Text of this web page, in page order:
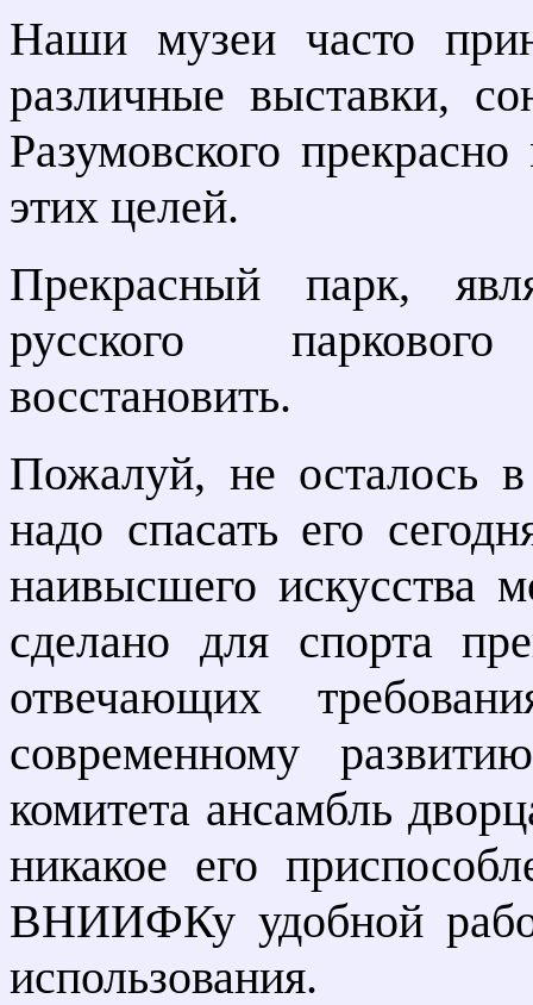
Наши музеи часто
различные выставки,
Разумовского
этих целей.
Прекрасный парк,
русского
восстановить.
Пожалуй, не осталось
надо спасать его
наивысшего искусства
сделано для спорта
отвечающих
современному
комитета ансамбль
никакое его
ВНИИФКу удобной
использования.